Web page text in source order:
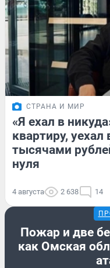
СТРАНА И МИР
«Я ехал в
квартиру, уехал
тысячами
нуля
4 августа 2 638 14
Пожар и две
как Омская